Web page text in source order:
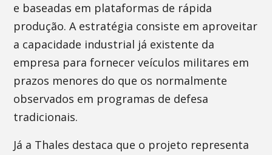
e baseadas em plataformas de rápida
produção. A estratégia consiste em aproveitar
a capacidade industrial já existente da
empresa para fornecer veículos militares em
prazos menores do que os normalmente
observados em programas de defesa
tradicionais.
Já a Thales destaca que o projeto representa